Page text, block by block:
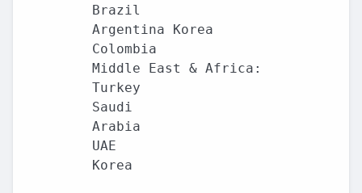
Brazil
Argentina Korea
Colombia
Middle East & Africa:
Turkey
Saudi
Arabia
UAE
Korea